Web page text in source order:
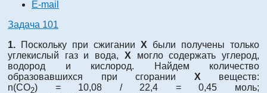
E-mail
Задача 101
1.
Поскольку при сжигании Х были получены только
углекислый газ и вода, Х могло содержать углерод,
водород и кислород. Найдем количество
образовавшихся при сгорании Х веществ:
n(СО2) = 10,08 / 22,4 = 0,45 моль;